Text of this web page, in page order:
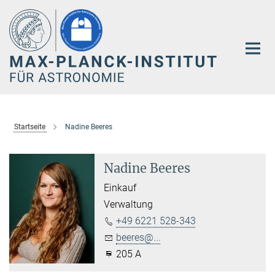
Hauptinhalt
Startseite Nadine Beeres
Nadine Beeres
Einkauf
Verwaltung
+49 6221 528-343
beeres@...
205 A